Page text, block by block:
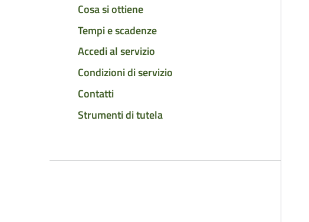
Cosa si ottiene
Tempi e scadenze
Accedi al servizio
Condizioni di servizio
Contatti
Strumenti di tutela